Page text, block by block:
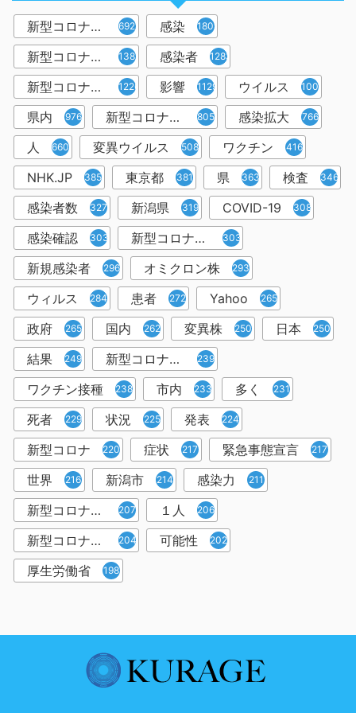
新型コロナウイルス 6921 感染 1809
新型コロナウィルス 1382 感染者 1283
新型コロナウイルス感染症 1226 影響 1129 ウイルス 1001
県内 976 新型コロナウイルス感染 805 感染拡大 766
人 660 変異ウイルス 508 ワクチン 416
NHK.JP 385 東京都 381 県 363 検査 346
感染者数 327 新潟県 319 COVID-19 308
感染確認 303 新型コロナウィルス感染症 303
新規感染者 296 オミクロン株 293
ウィルス 284 患者 272 Yahoo 265
政府 265 国内 262 変異株 250 日本 250
結果 249 新型コロナウイルスワクチン 239
ワクチン接種 238 市内 233 多く 231
死者 229 状況 225 発表 224
新型コロナ 220 症状 217 緊急事態宣言 217
世界 216 新潟市 214 感染力 211
新型コロナウイルス感染者 207 １人 206
新型コロナウイルス対策 204 可能性 202
厚生労働省 198